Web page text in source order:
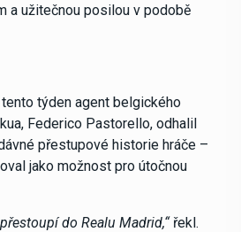
a užitečnou posilou v podobě
týden agent belgického
Federico Pastorello, odhalil
přestupové historie hráče –
jako možnost pro útočnou
do Realu Madrid,“řekl.